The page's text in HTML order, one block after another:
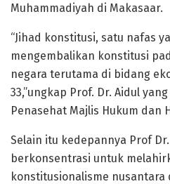
Muhammadiyah di Makasaar.
“Jihad konstitusi, satu nafas
mengembalikan konstitusi
negara terutama di bidang
33,”ungkap Prof. Dr. Aidul
Penasehat Majlis Hukum dan
Selain itu kedepannya Prof
berkonsentrasi untuk
konstitusionalisme nusantara